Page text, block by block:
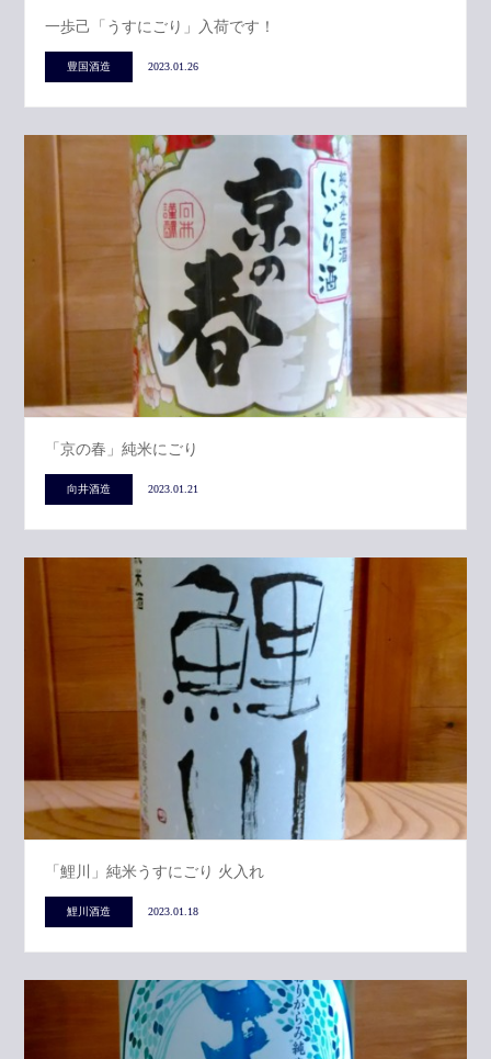
一歩己「うすにごり」入荷です！
豊国酒造 2023.01.26
「京の春」純米にごり
向井酒造 2023.01.21
「鯉川」純米うすにごり 火入れ
鯉川酒造 2023.01.18